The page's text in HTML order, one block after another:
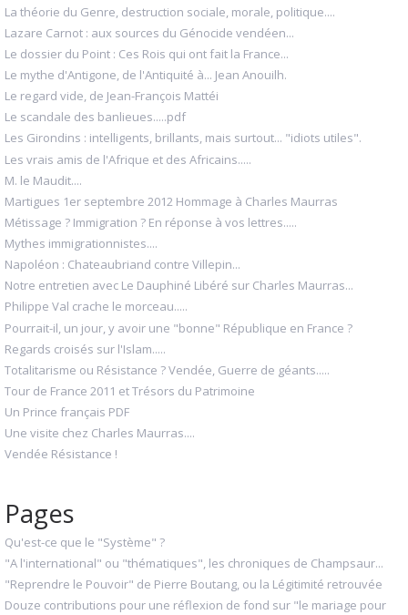
La théorie du Genre, destruction sociale, morale, politique....
Lazare Carnot : aux sources du Génocide vendéen...
Le dossier du Point : Ces Rois qui ont fait la France...
Le mythe d'Antigone, de l'Antiquité à... Jean Anouilh.
Le regard vide, de Jean-François Mattéi
Le scandale des banlieues.....pdf
Les Girondins : intelligents, brillants, mais surtout... "idiots utiles".
Les vrais amis de l'Afrique et des Africains.....
M. le Maudit....
Martigues 1er septembre 2012 Hommage à Charles Maurras
Métissage ? Immigration ? En réponse à vos lettres.....
Mythes immigrationnistes....
Napoléon : Chateaubriand contre Villepin...
Notre entretien avec Le Dauphiné Libéré sur Charles Maurras...
Philippe Val crache le morceau.....
Pourrait-il, un jour, y avoir une "bonne" République en France ?
Regards croisés sur l'Islam.....
Totalitarisme ou Résistance ? Vendée, Guerre de géants.....
Tour de France 2011 et Trésors du Patrimoine
Un Prince français PDF
Une visite chez Charles Maurras....
Vendée Résistance !
Pages
Qu'est-ce que le "Système" ?
"A l'international" ou "thématiques", les chroniques de Champsaur...
"Reprendre le Pouvoir" de Pierre Boutang, ou la Légitimité retrouvée
Douze contributions pour une réflexion de fond sur "le mariage pour